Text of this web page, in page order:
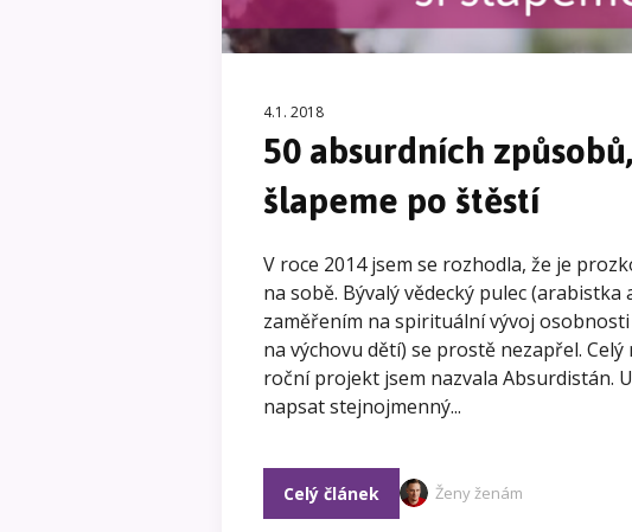
4.1. 2018
50 absurdních
šlapeme po štěstí
V roce 2014 jsem se rozhodla, že je
na sobě. Bývalý vědecký pulec
zaměřením na spirituální vývoj
na výchovu dětí) se prostě nezapřel.
roční projekt jsem nazvala Absurdistán.
napsat stejnojmenný...
Celý článek Ženy ženám